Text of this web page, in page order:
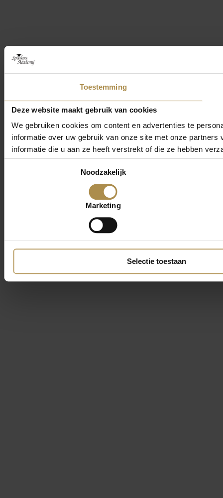
Toestemming
Deze website maakt gebruik van cookies
We gebruiken cookies om content en advertenties te
informatie over uw gebruik van onze site met onze
informatie die u aan ze heeft verstrekt of die ze hebben
Noodzakelijk
Marketing
Selectie toestaan